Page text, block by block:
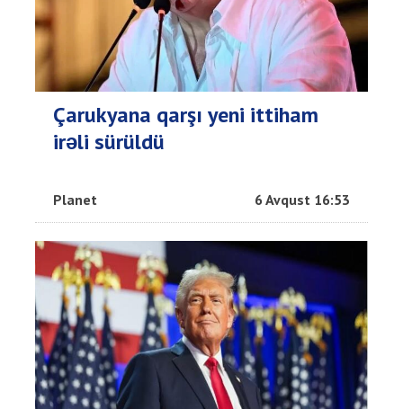
Çarukyana qarşı yeni ittiham
irəli sürüldü
Planet 6 Avqust 16:53